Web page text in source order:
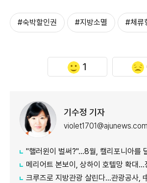
#숙박할인권 #지방소멸 #체류
1
기수정 기자
violet1701@ajunews.com
"핼러윈이 벌써?"…8월, 캘리포니아를
메리어트 본보이, 상하이 호텔망 확대…장기투숙·
크루즈로 지방관광 살린다…관광공사, 中